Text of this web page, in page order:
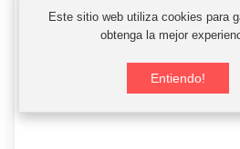
Este sitio web utiliza cookies para
obtenga la mejor
Entiendo!